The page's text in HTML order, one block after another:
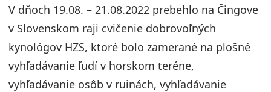
V dňoch 19.08. – 21.08.2022 prebehlo na Čingove
v Slovenskom raji cvičenie dobrovoľných
kynológov HZS, ktoré bolo zamerané na plošné
vyhľadávanie ľudí v horskom teréne,
vyhľadávanie osôb v ruinách, vyhľadávanie